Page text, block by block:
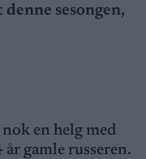
sesongen,
en helg med
gamle russeren.